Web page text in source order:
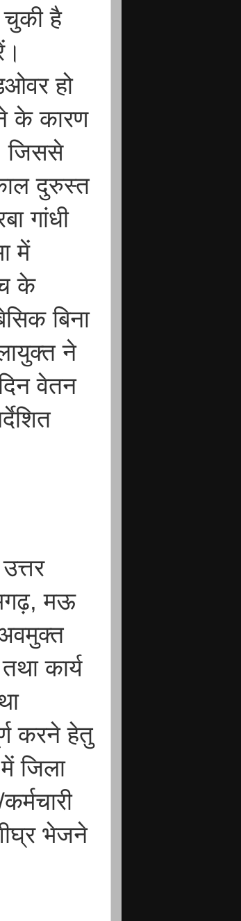
चुकी है
हो
के कारण
जिससे
दुरुस्त
गांधी
में
के
बिना
ने
वेतन
मऊ
कार्य
करने हेतु
जिला
भेजने